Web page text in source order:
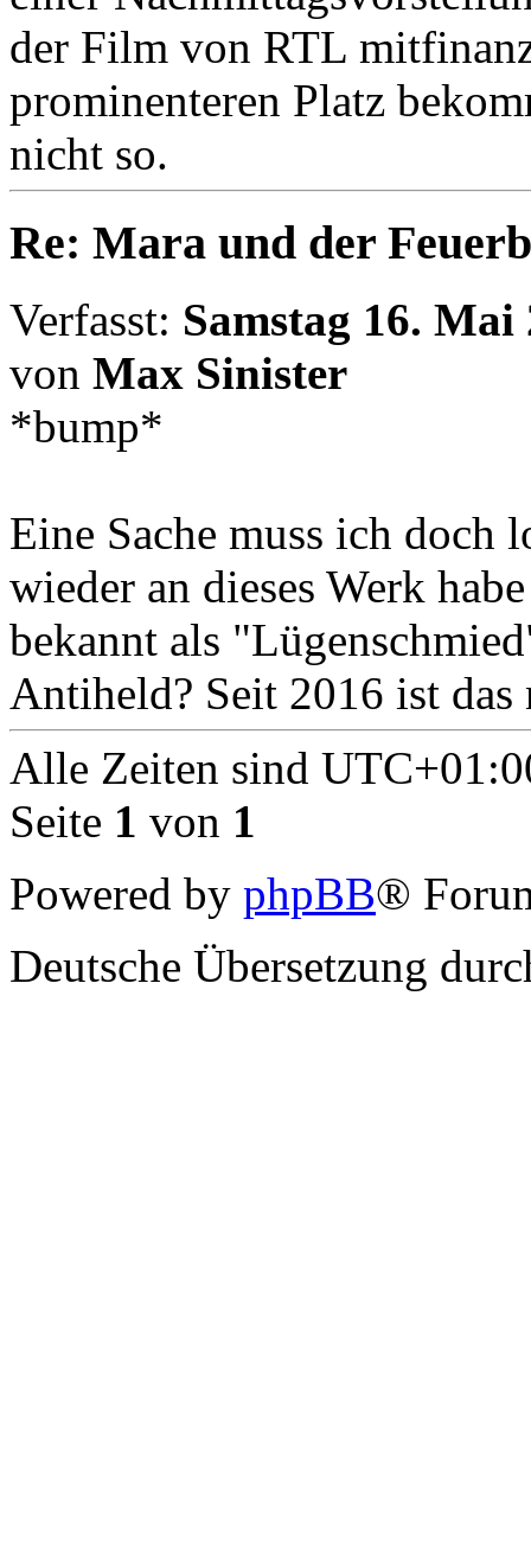
der Film von RTL
prominenteren Platz
nicht so.
Re: Mara und der
Verfasst: Samstag 16. Mai
von Max Sinister
*bump*
Eine Sache muss ich doch
wieder an dieses Werk
bekannt als
Antiheld? Seit 2016 ist
Alle Zeiten sind
Seite 1 von 1
Powered by phpBB®
Deutsche Übersetzung